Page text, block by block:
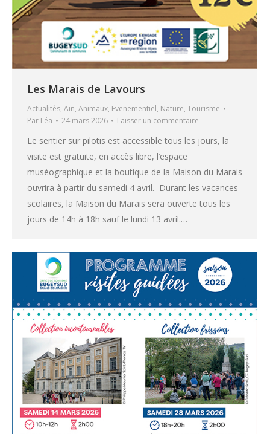
Les Marais de Lavours
Actualités, Ain, Animaux, Evenementiel, Nature, Tourisme
Par Léa 24 mars 2026 Laisser un commentaire
Le sentier sur pilotis est accessible tous les jours, la
visite est gratuite, en accès libre, l’espace
muséographique et la boutique de la Maison du Marais
ouvrira à partir du samedi 4 avril. Durant les vacances
scolaires, la Maison du Marais sera ouverte tous les
jours de 14h à 18h sauf le lundi 13 avril.…